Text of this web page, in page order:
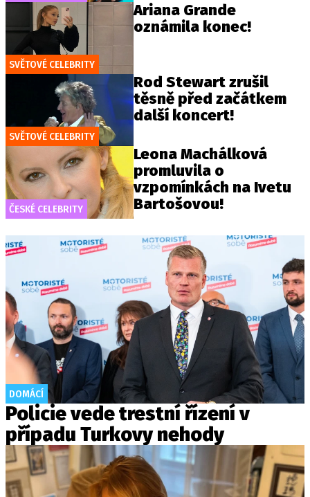
SVĚTOVÉ CELEBRITY
Ariana Grande
oznámila konec!
SVĚTOVÉ CELEBRITY
Rod Stewart zrušil
těsně před začátkem
další koncert!
ČESKÉ CELEBRITY
Leona Machálková
promluvila o
vzpomínkách na Ivetu
Bartošovou!
DOMÁCÍ
Policie vede trestní řízení v
případu Turkovy nehody